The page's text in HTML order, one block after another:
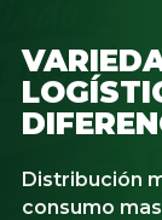
Distribución
consumo